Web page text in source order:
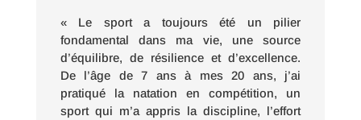
« Le sport a toujours été un pilier
fondamental dans ma vie, une source
d’équilibre, de résilience et d’excellence.
De l’âge de 7 ans à mes 20 ans, j’ai
pratiqué la natation en compétition, un
sport qui m’a appris la discipline, l’effort